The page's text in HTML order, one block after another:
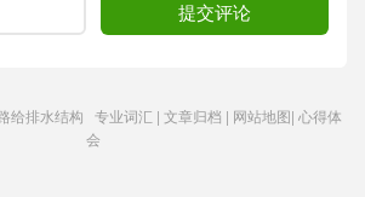
给排水结构 专业词汇 | 文章归档 | 网站地图| 心得体
会